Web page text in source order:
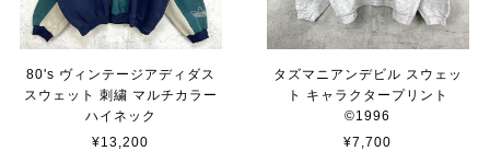
80's ヴィンテージアディダス
スウェット 刺繍 マルチカラー
ハイネック
¥13,200
タズマニアンデビル スウェッ
ト キャラクタープリント
©︎1996
¥7,700